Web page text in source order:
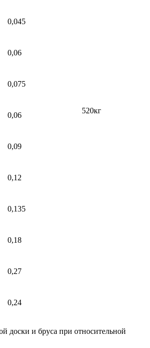
520кг
0,045
0,06
0,075
0,06
0,09
0,12
0,135
0,18
0,27
0,24
доски и бруса при относительной